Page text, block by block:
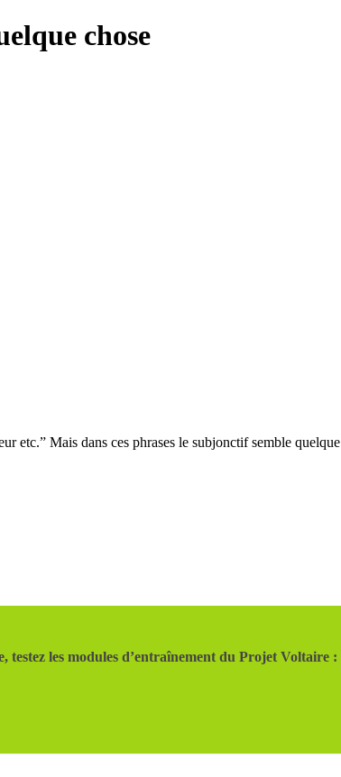
chose
Mais dans ces phrases le subjonctif semble
testez les modules d’entraînement du Projet Voltaire :